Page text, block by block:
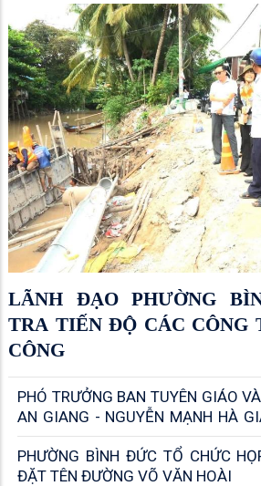
LÃNH ĐẠO PHƯỜNG
TRA TIẾN ĐỘ CÁC CÔNG
CÔNG
PHÓ TRƯỞNG BAN TUYÊN GIÁO
AN GIANG - NGUYỄN MẠNH HÀ
VÀ ĐỌC BÁO, TẠP CHÍ CỦA
SỬ DỤNG BẢN TIN THÔNG TIN NỘI
PHƯỜNG BÌNH ĐỨC TỔ CHỨC
ĐẶT TÊN ĐƯỜNG VÕ VĂN HOÀI